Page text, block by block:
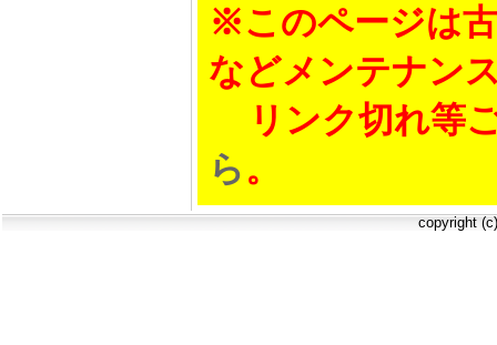
※このページは
などメンテナン
リンク切れ等
ら。
copyright